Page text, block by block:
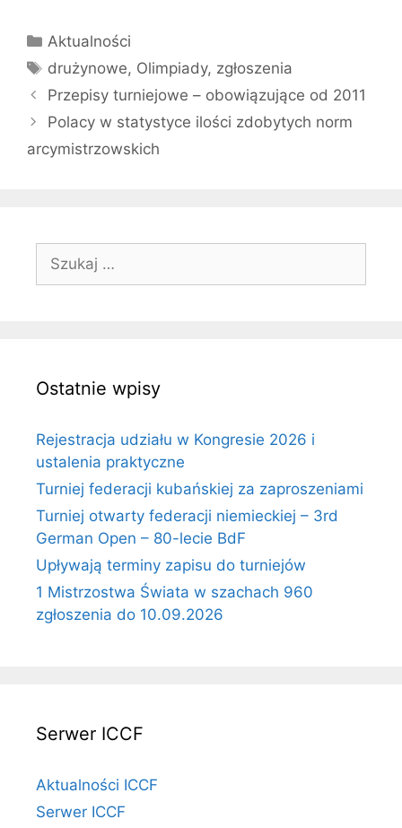
Kategorie
Aktualności
Tagi
drużynowe, Olimpiady, zgłoszenia
Przepisy turniejowe – obowiązujące od 2011
Polacy w statystyce ilości zdobytych norm
arcymistrzowskich
Ostatnie wpisy
Rejestracja udziału w Kongresie 2026 i
ustalenia praktyczne
Turniej federacji kubańskiej za zaproszeniami
Turniej otwarty federacji niemieckiej – 3rd
German Open – 80-lecie BdF
Upływają terminy zapisu do turniejów
1 Mistrzostwa Świata w szachach 960
zgłoszenia do 10.09.2026
Serwer ICCF
Aktualności ICCF
Serwer ICCF